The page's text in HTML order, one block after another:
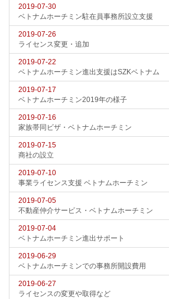
2019-07-30
ベトナムホーチミン駐在員事務所設立支援
2019-07-26
ライセンス変更・追加
2019-07-22
ベトナムホーチミン進出支援はSZKベトナム
2019-07-17
ベトナムホーチミン2019年の様子
2019-07-16
家族帯同ビザ・ベトナムホーチミン
2019-07-15
商社の設立
2019-07-10
事業ライセンス支援 ベトナムホーチミン
2019-07-05
不動産仲介サービス・ベトナムホーチミン
2019-07-04
ベトナムホーチミン進出サポート
2019-06-29
ベトナムホーチミンでの事務所開設費用
2019-06-27
ライセンスの変更や取得など